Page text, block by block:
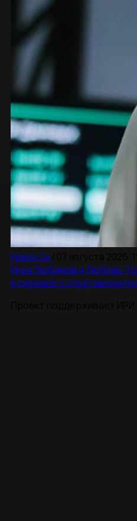
Новости
Илья Любимов и Любовь
в сериале о спортивном